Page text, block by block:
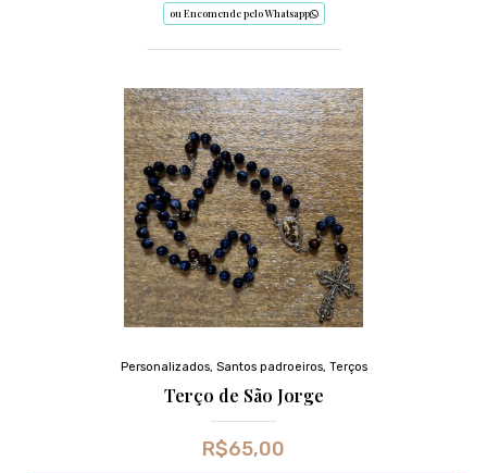
ou Encomende pelo Whatsapp
Personalizados, Santos padroeiros, Terços
Terço de São Jorge
R$65,00